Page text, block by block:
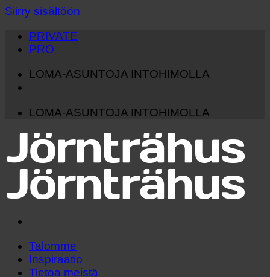
Siirry sisältöön
PRIVATE
PRO
LOMA-ASUNTOJA INTOHIMOLLA
LOMA-ASUNTOJA INTOHIMOLLA
Talomme
Inspiraatio
Tietoa meistä